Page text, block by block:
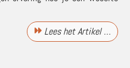
Lees het Artikel …